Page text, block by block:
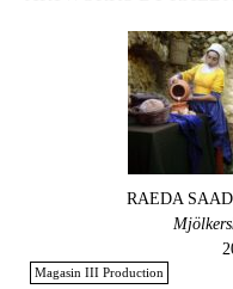
RAEDA
Magasin III Production